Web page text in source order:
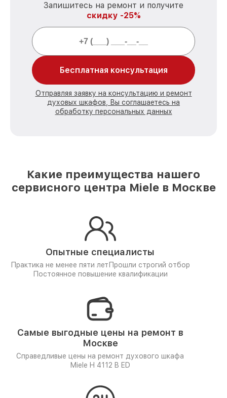
Запишитесь на ремонт и получите
скидку -25%
Бесплатная консультация
Отправляя заявку на консультацию и ремонт
духовых шкафов, Вы соглашаетесь на
обработку персональных данных
Какие преимущества нашего
сервисного центра Miele в Москве
Опытные специалисты
Практика не менее пяти лет Прошли строгий отбор
Постоянное повышение квалификации
Самые выгодные цены на ремонт в
Москве
Справедливые цены на ремонт духового шкафа
Miele H 4112 B ED